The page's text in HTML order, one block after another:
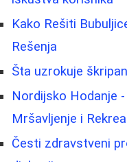
Kako Rešiti
Rešenja
Šta uzrokuje
Nordijsko Hodanje
Mršavljenje i
Česti zdravstveni